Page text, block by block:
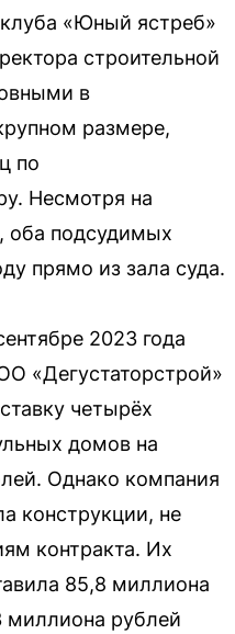
«Юный ястреб»
строительной
в
размере,
по
Несмотря на
оба подсудимых
прямо из зала суда.
2023 года
«Дегустаторстрой»
четырёх
домов на
Однако компания
конструкции, не
контракта. Их
85,8 миллиона
миллиона рублей